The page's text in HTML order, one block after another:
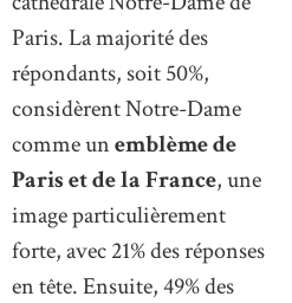
Paris. La majorité des
répondants, soit 50%,
considèrent Notre-Dame
comme unemblème de
Paris et de la France, une
image particulièrement
forte, avec 21% des réponses
en tête. Ensuite, 49% des